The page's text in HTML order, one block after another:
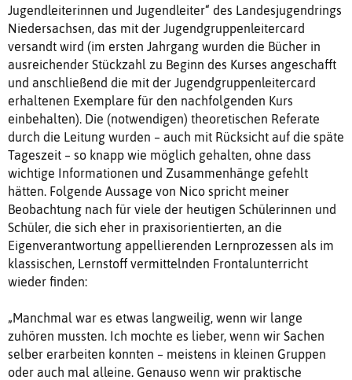
Jugendleiterinnen und Jugendleiter“ des Landesjugendrings
Niedersachsen, das mit der Jugendgruppenleitercard
versandt wird (im ersten Jahrgang wurden die Bücher in
ausreichender Stückzahl zu Beginn des Kurses angeschafft
und anschließend die mit der Jugendgruppenleitercard
erhaltenen Exemplare für den nachfolgenden Kurs
einbehalten). Die (notwendigen) theoretischen Referate
durch die Leitung wurden – auch mit Rücksicht auf die späte
Tageszeit – so knapp wie möglich gehalten, ohne dass
wichtige Informationen und Zusammenhänge gefehlt
hätten. Folgende Aussage von Nico spricht meiner
Beobachtung nach für viele der heutigen Schülerinnen und
Schüler, die sich eher in praxisorientierten, an die
Eigenverantwortung appellierenden Lernprozessen als im
klassischen, Lernstoff vermittelnden Frontalunterricht
wieder finden:
„Manchmal war es etwas langweilig, wenn wir lange
zuhören mussten. Ich mochte es lieber, wenn wir Sachen
selber erarbeiten konnten – meistens in kleinen Gruppen
oder auch mal alleine. Genauso wenn wir praktische